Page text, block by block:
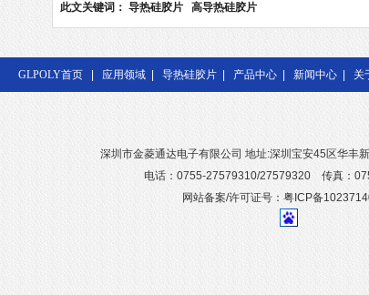
此文关键词： 导热硅胶片 高导热硅胶片
GLPOLY首页 应用领域 导热硅胶片 产品中心 新闻中心 关
深圳市金菱通达电子有限公司 地址:深圳宝安45区华丰
电话：0755-27579310/27579320 传真：
网站备案/许可证号：粤ICP备